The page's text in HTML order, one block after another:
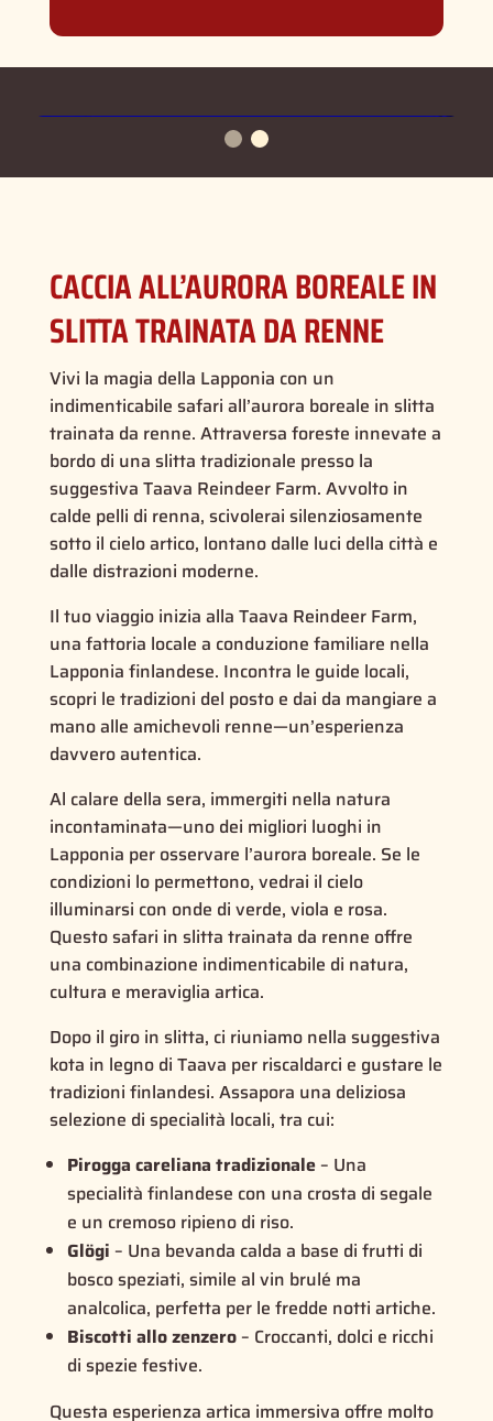
CACCIA ALL’AURORA BOREALE IN
SLITTA TRAINATA DA RENNE
Vivi la magia della Lapponia con un
indimenticabile safari all’aurora boreale in slitta
trainata da renne. Attraversa foreste innevate a
bordo di una slitta tradizionale presso la
suggestiva Taava Reindeer Farm. Avvolto in
calde pelli di renna, scivolerai silenziosamente
sotto il cielo artico, lontano dalle luci della città e
dalle distrazioni moderne.
Il tuo viaggio inizia alla Taava Reindeer Farm,
una fattoria locale a conduzione familiare nella
Lapponia finlandese. Incontra le guide locali,
scopri le tradizioni del posto e dai da mangiare a
mano alle amichevoli renne—un’esperienza
davvero autentica.
Al calare della sera, immergiti nella natura
incontaminata—uno dei migliori luoghi in
Lapponia per osservare l’aurora boreale. Se le
condizioni lo permettono, vedrai il cielo
illuminarsi con onde di verde, viola e rosa.
Questo safari in slitta trainata da renne offre
una combinazione indimenticabile di natura,
cultura e meraviglia artica.
Dopo il giro in slitta, ci riuniamo nella suggestiva
kota in legno di Taava per riscaldarci e gustare le
tradizioni finlandesi. Assapora una deliziosa
selezione di specialità locali, tra cui:
Pirogga careliana tradizionale– Una
specialità finlandese con una crosta di segale
e un cremoso ripieno di riso.
Glögi – Una bevanda calda a base di frutti di
bosco speziati, simile al vin brulé ma
analcolica, perfetta per le fredde notti artiche.
Biscotti allo zenzero– Croccanti, dolci e ricchi
di spezie festive.
Questa esperienza artica immersiva offre molto